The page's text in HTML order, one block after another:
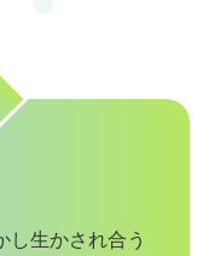
し生かされ合う